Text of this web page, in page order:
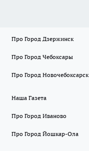
Про Город Дзержинск
Про Город Чебоксары
Про Город Новочебоксарск
Наша Газета
Про Город Иваново
Про Город Йошкар-Ола